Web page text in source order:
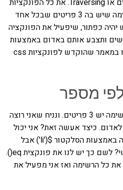
שיש אני אדגים באמצעות רשימה שיש בה 3 פריטים שבכל אחד
כפתור, שיפעיל את הפונקציה
ותצבע אותם באדום באמצעות
פונקצית css שאודותיה למדנו במאמר שהוקדש לפונקציות css
מספר
בואו ונניח שיש לי רשימה, וברשימה יש 3 פריטים. ונניח שאני רוצה
כיצד אעשה זאת? אני יכול
לבחור את כל הפריטים ברשימה באמצעות הסלקטור $('li') אבל
כיצד אבודד את הפריט השלישי? לשם כך יש לנו את פונקצית eq().
כל הרשימה ואז אני מפעיל את